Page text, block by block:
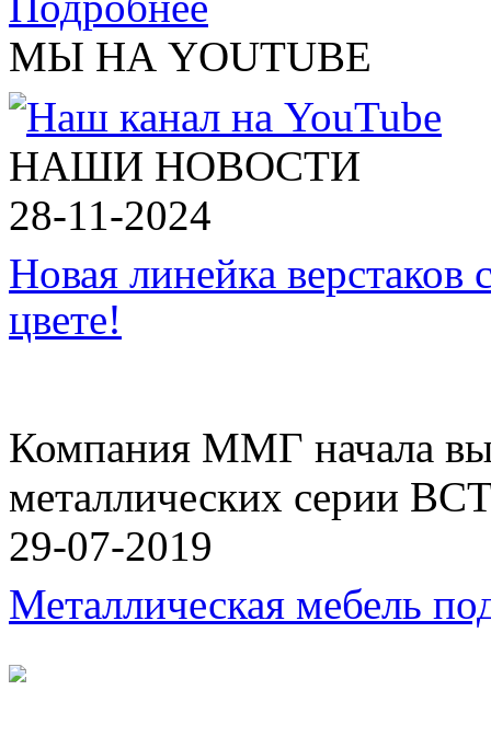
МЫ НА YOUTUBE
НАШИ НОВОСТИ
28-11-2024
Новая линейка
цвете!
Компания ММГ начала
металлических серии
29-07-2019
Металлическая мебель